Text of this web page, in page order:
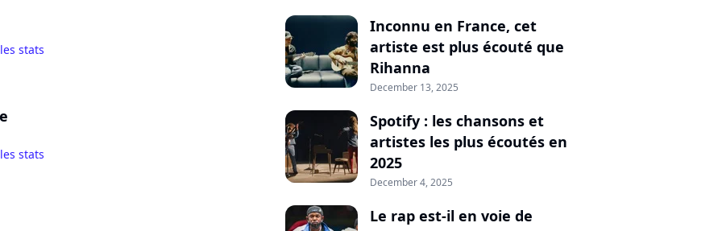
stats
stats
Inconnu en France, cet
artiste est plus écouté que
Rihanna
December 13, 2025
Spotify : les chansons et
artistes les plus écoutés en
2025
December 4, 2025
Le rap est-il en voie de